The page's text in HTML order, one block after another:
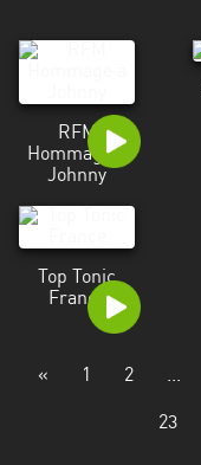
RFM
Hommage à
Johnny
Top Tonic
France
« 1 2 ...
23